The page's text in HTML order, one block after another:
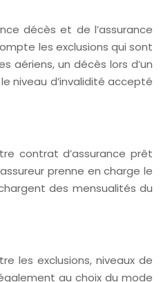
décès et de l’assurance
les exclusions qui sont
aériens, un décès lors d’un
niveau d’invalidité accepté
contrat d’assurance prêt
prenne en charge le
des mensualités du
les exclusions, niveaux de
au choix du mode